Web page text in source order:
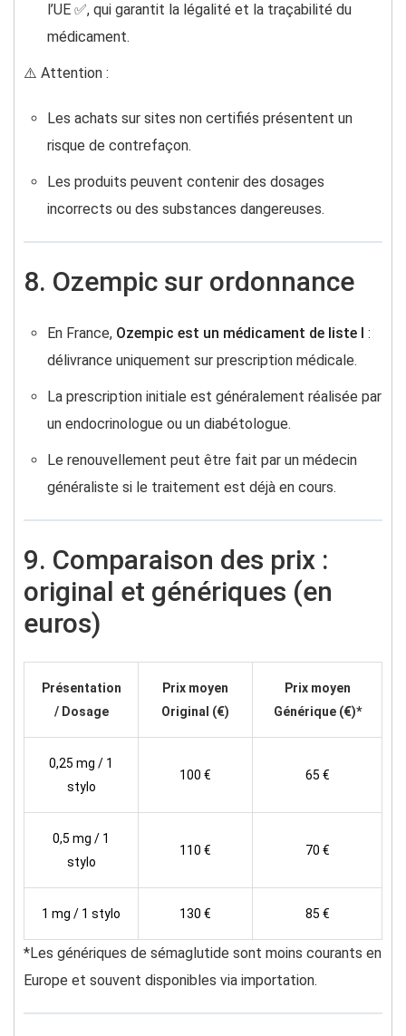
l’UE ✅, qui garantit la légalité et la traçabilité du
médicament.
⚠️ Attention :
Les achats sur sites non certifiés présentent un
risque de contrefaçon.
Les produits peuvent contenir des dosages
incorrects ou des substances dangereuses.
8. Ozempic sur ordonnance
En France, Ozempic est un médicament de liste I :
délivrance uniquement sur prescription médicale.
La prescription initiale est généralement réalisée par
un endocrinologue ou un diabétologue.
Le renouvellement peut être fait par un médecin
généraliste si le traitement est déjà en cours.
9. Comparaison des prix :
original et génériques (en
euros)
Présentation
/ Dosage
Prix moyen
Original (€)
Prix moyen
Générique (€)*
0,25 mg / 1
stylo
100 € 65 €
0,5 mg / 1
stylo
110 € 70 €
1 mg / 1 stylo 130 € 85 €
*Les génériques de sémaglutide sont moins courants en
Europe et souvent disponibles via importation.